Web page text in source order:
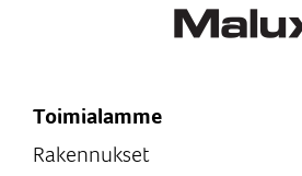
Toimialamme
Rakennukset